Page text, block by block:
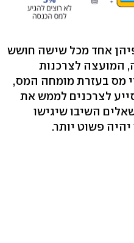
אחד מכל שישה חושש
המועצה לצרכנות
מס בעזרת מומחה המס,
לצרכנים לממש את
כמעט 80% מהנשאלים השיבו שיגישו
פשוט יותר.